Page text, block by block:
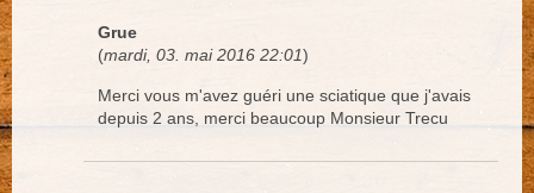
Grue
(mardi, 03. mai 2016 22:01)
Merci vous m'avez guéri une sciatique que j'avais
depuis 2 ans, merci beaucoup Monsieur Trecu